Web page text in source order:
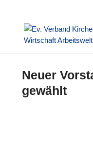
Neuer
gewählt